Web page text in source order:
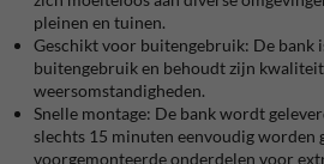
pleinen en tuinen.
Geschikt voor buitengebruik: De bank
buitengebruik en behoudt zijn
weersomstandigheden.
Snelle montage: De bank wordt
slechts 15 minuten eenvoudig worden
voorgemonteerde onderdelen voor